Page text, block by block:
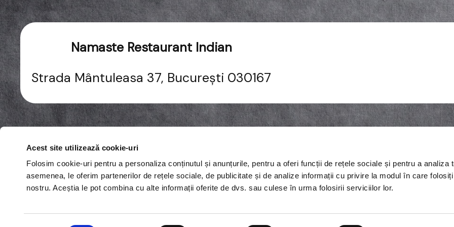
Acest site utilizează cookie-uri
Folosim cookie-uri pentru a personaliza conținutul și anunțurile, pentru a oferi funcții de rețele sociale și pentru a analiza
asemenea, le oferim partenerilor de rețele sociale, de publicitate și de analize informații cu privire la modul în care
nostru. Aceștia le pot combina cu alte informații oferite de dvs. sau culese în urma folosirii serviciilor lor.
Namaste Restaurant Indian
Strada Mântuleasa 37, București 030167
Meniu Restaurant
Despre noi
Politică
Galerie Foto